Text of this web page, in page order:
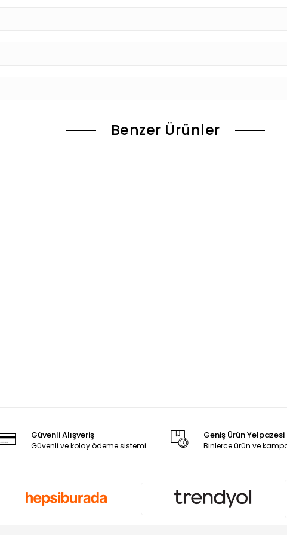
Benzer Ürünler
Güvenli Alışveriş
Güvenli ve kolay ödeme sistemi
Geniş Ürün Yelpazesi
Binlerce ürün ve